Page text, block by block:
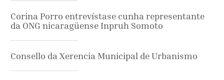
Corina Porro entrevístase cunha representante
da ONG nicaragüense Inpruh Somoto
Consello da Xerencia Municipal de Urbanismo